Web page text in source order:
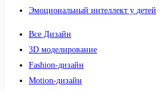
Эмоциональный интеллект у детей
Все Дизайн
3D моделирование
Fashion-дизайн
Motion-дизайн